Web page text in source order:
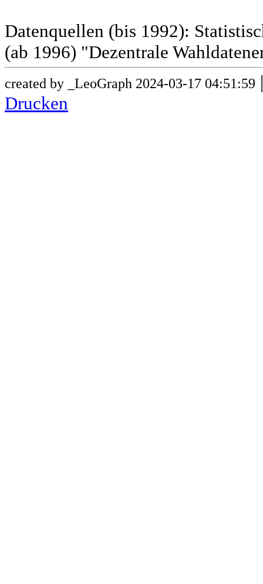
Datenquellen (bis 1992):
(ab 1996) "Dezentrale
created by _LeoGraph 2024-03-17 04:51:59
Drucken